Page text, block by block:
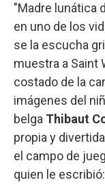
"Madre lunática
en uno de los
se la escucha
muestra a Saint
costado de la
imágenes del
belga Thibaut
propia y
el campo de
quien le